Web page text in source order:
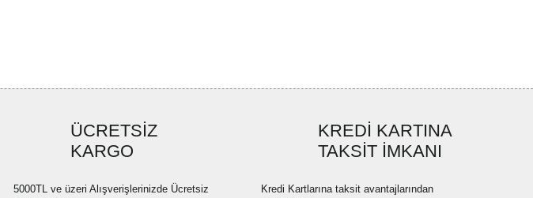
ÜCRETSİZ
KARGO
5000TL ve üzeri Alışverişlerinizde Ücretsiz
KREDİ KARTINA
TAKSİT İMKANI
Kredi Kartlarına taksit avantajlarından